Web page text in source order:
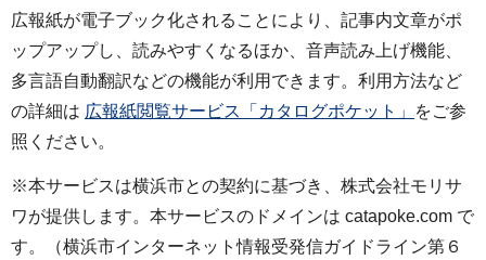
広報紙が電子ブック化されることにより、記事内文章がポ
ップアップし、読みやすくなるほか、音声読み上げ機能、
多言語自動翻訳などの機能が利用できます。利用方法など
の詳細は 広報紙閲覧サービス「カタログポケット」
をご参
照ください。
※本サービスは横浜市との契約に基づき、株式会社モリサ
ワが提供します。本サービスのドメインは catapoke.com で
す。（横浜市インターネット情報受発信ガイドライン第６